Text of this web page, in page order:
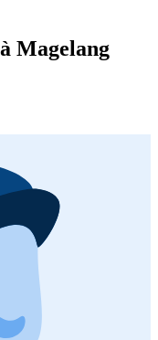
Magelang